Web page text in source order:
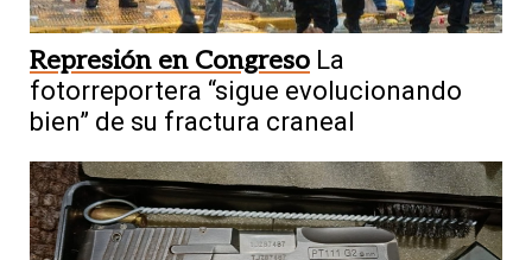
Represión en Congreso La
fotorreportera “sigue evolucionando
bien” de su fractura craneal